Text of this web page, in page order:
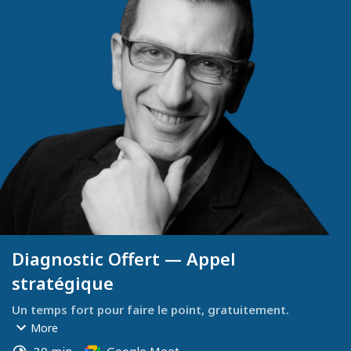
Diagnostic Offert — Appel
stratégique
Un temps fort pour faire le point, gratuitement.
Cet appel est un vrai échange stratégique, réservé aux
dirigeants engagés.
More